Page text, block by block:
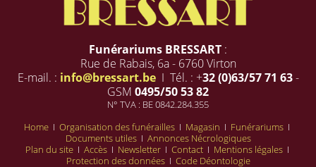
Funérariums BRESSART :
Rue de Rabais, 6a - 6760 Virton
E-mail. : info@bressart.beI Tél. : +32 (0)63/57 71 63-
GSM 0495/50 53 82
N° TVA : BE 0842.284.355
Home I Organisation des funérailles I Magasin I Funérariums I
Documents utiles I Annonces Nécrologiques
Plan du site I Accès I Newsletter I Contact I Mentions légales I
Protection des données I Code Déontologie